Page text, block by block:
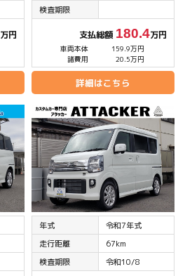
万円
検査期限
支払総額 180.4万円
車両本体
159.9万円
諸費用
20.5万円
詳細はこちら
年式
令和7年式
走行距離
67km
検査期限
令和10/8